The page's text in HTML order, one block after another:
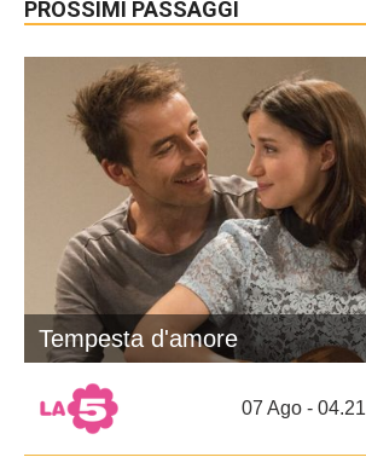
PROSSIMI PASSAGGI
Tempesta d'amore
07 Ago - 04.21